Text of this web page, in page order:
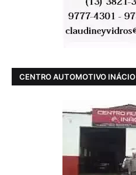
CENTRO AUTOMOTIVO INÁCIO